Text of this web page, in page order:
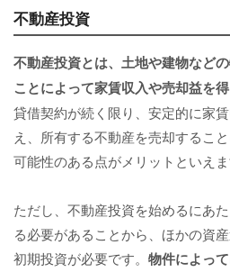
不動産投資
不動産投資とは、土地や建物など
ことによって家賃収入や売却益を
貸借契約が続く限り、安定的に家
え、所有する不動産を売却するこ
可能性のある点がメリットといえま
ただし、不動産投資を始めるにあ
る必要があることから、ほかの資
初期投資が必要です。 物件によっ